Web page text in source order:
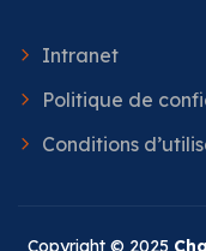
Intranet
Politique de
Conditions
Copyright © 2025